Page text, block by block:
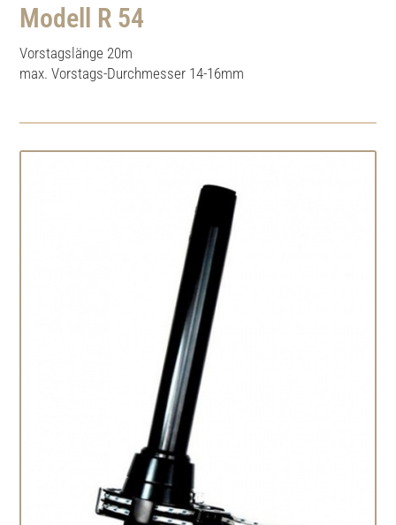
Modell R 54
Vorstagslänge 20m
max. Vorstags-Durchmesser 14-16mm